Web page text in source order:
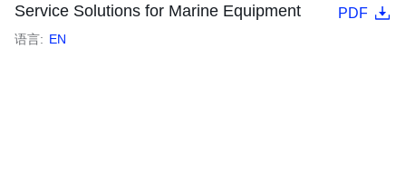
Service Solutions for Marine Equipment PDF
语言: EN